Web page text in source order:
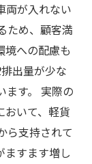
両が入れない
ため、顧客満
境への配慮も
出量が少な
ます。 実際の
おいて、軽貨
ら支持されて
ますます増し